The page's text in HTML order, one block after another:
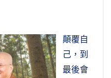
顛覆自
己，到
最後會